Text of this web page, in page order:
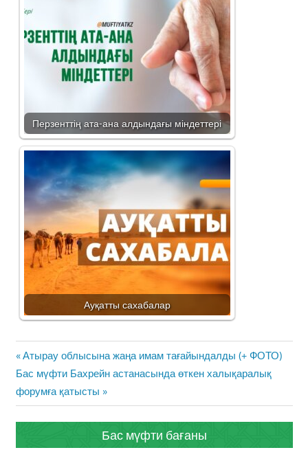
Перзенттің ата-ана алдындағы міндеттері
Ауқатты сахабалар
Жазба
навигациясы
Previous
Post:
Атырау облысына жаңа имам тағайындалды (+ ФОТО)
Next
Post:
Бас мүфти Бахрейн астанасында өткен халықаралық
форумға қатысты
Бас мүфти бағаны